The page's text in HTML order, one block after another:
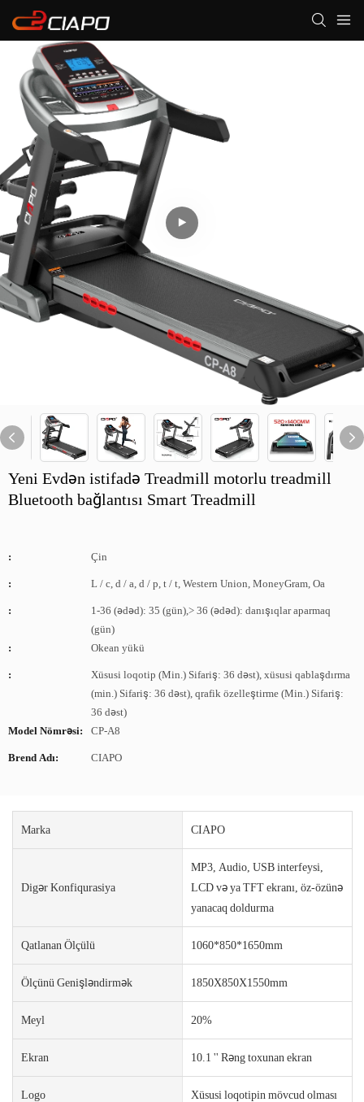
Yeni Evdən istifadə Treadmill motorlu treadmill
Bluetooth bağlantısı Smart Treadmill
: Çin
: L / c, d / a, d / p, t / t, Western Union, MoneyGram, Oa
:
1-36 (ədəd): 35 (gün),> 36 (ədəd): danışıqlar aparmaq
(gün)
:
Okean yükü
:
Xüsusi loqotip (Min.) Sifariş: 36 dəst), xüsusi qablaşdırma
(min.) Sifariş: 36 dəst), qrafik özelleştirme (Min.) Sifariş:
36 dəst)
Model Nömrəsi:
CP-A8
Brend Adı: CIAPO
Marka CIAPO
Digər Konfiqurasiya
MP3, Audio, USB interfeysi,
LCD və ya TFT ekranı, öz-özünə
yanacaq doldurma
Qatlanan Ölçülü 1060*850*1650mm
Ölçünü Genişləndirmək 1850X850X1550mm
Meyl 20%
Ekran 10.1 '' Rəng toxunan ekran
Logo Xüsusi loqotipin mövcud olması